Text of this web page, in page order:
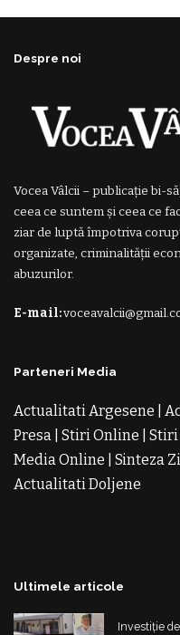
Despre noi
Vocea Vâlcii – publicație bi-
ceea ce suntem și ceea ce
ziar de luptă împotriva
organizate, criminalității
abuzurilor.
E-mail:
Parteneri Media
Actualitati Argesene
Presa Stiri Online Stiri
Media Online
Sinteza
Actualitati Doljene
Ultimele articole
Investiție